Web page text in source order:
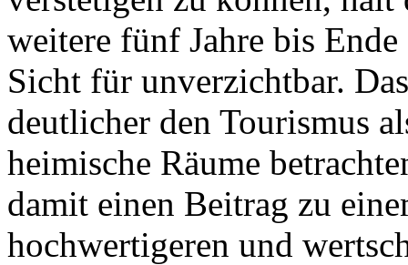
weitere fünf Jahre bis
Sicht für unverzichtbar.
deutlicher den Tourismus
heimische Räume
damit einen Beitrag zu
hochwertigeren und